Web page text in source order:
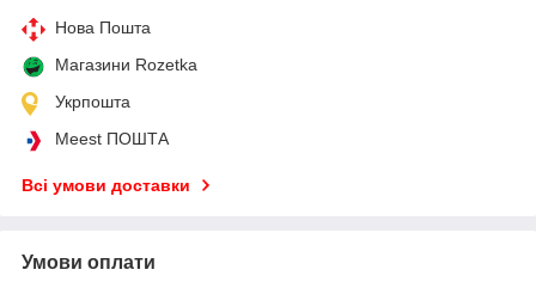
Нова Пошта
Магазини Rozetka
Укрпошта
Meest ПОШТА
Всі умови доставки
Умови оплати